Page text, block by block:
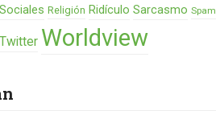
Religión Ridículo Sarcasmo Spam
Twitter Worldview